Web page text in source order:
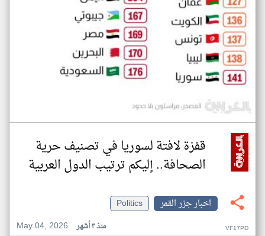
قفزة لافتة لسوريا في تصنيف حرية
الصحافة.. إليكم ترتيب الدول العربية
اخبار جزر القمر
Politics
May 04, 2026
منذ ٣ أشهر VF17PD